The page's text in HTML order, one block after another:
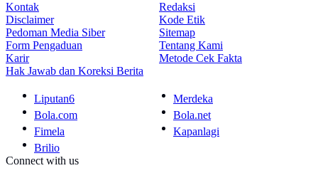
Kontak
Redaksi
Disclaimer
Kode Etik
Pedoman Media Siber
Sitemap
Form Pengaduan
Tentang Kami
Karir
Metode Cek Fakta
Hak Jawab dan Koreksi Berita
Liputan6
Merdeka
Bola.com
Bola.net
Fimela
Kapanlagi
Brilio
Connect with us